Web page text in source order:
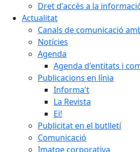
Dret d'accés a la
Actualitat
Canals de comunicació
Notícies
Agenda
Agenda d'entitats i
Publicacions en línia
Informa't
La Revista
Ei!
Publicitat en el butlletí
Comunicació
Imatge corporativa